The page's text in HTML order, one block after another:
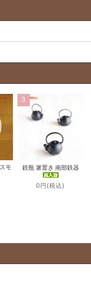
モ
3
鉄瓶 箸置き 南部鉄器
0円(税込)